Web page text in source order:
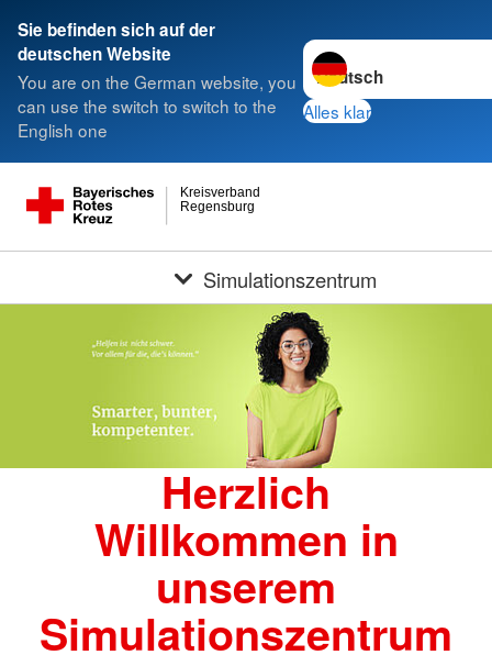
Sie befinden sich auf der
deutschen Website
You are on the German website, you
can use the switch to switch to the
English one
Sprache wechseln zu
Alles klar
Regensburg
Kreisverband
Simulationszentrum
Herzlich
Willkommen in
unserem
Simulationszentrum